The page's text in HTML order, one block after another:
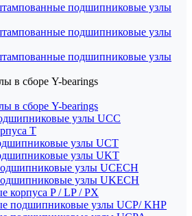
подшипниковые узлы
подшипниковые узлы
подшипниковые узлы
в сборе Y-bearings
в сборе Y-bearings
узлы UCC
T
узлы UCT
узлы UKT
узлы UCECH
узлы UKECH
корпуса P / LP / PX
подшипниковые узлы UCP/ KHP